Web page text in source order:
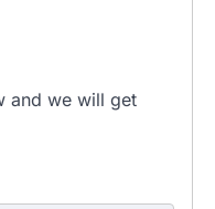
and we will get